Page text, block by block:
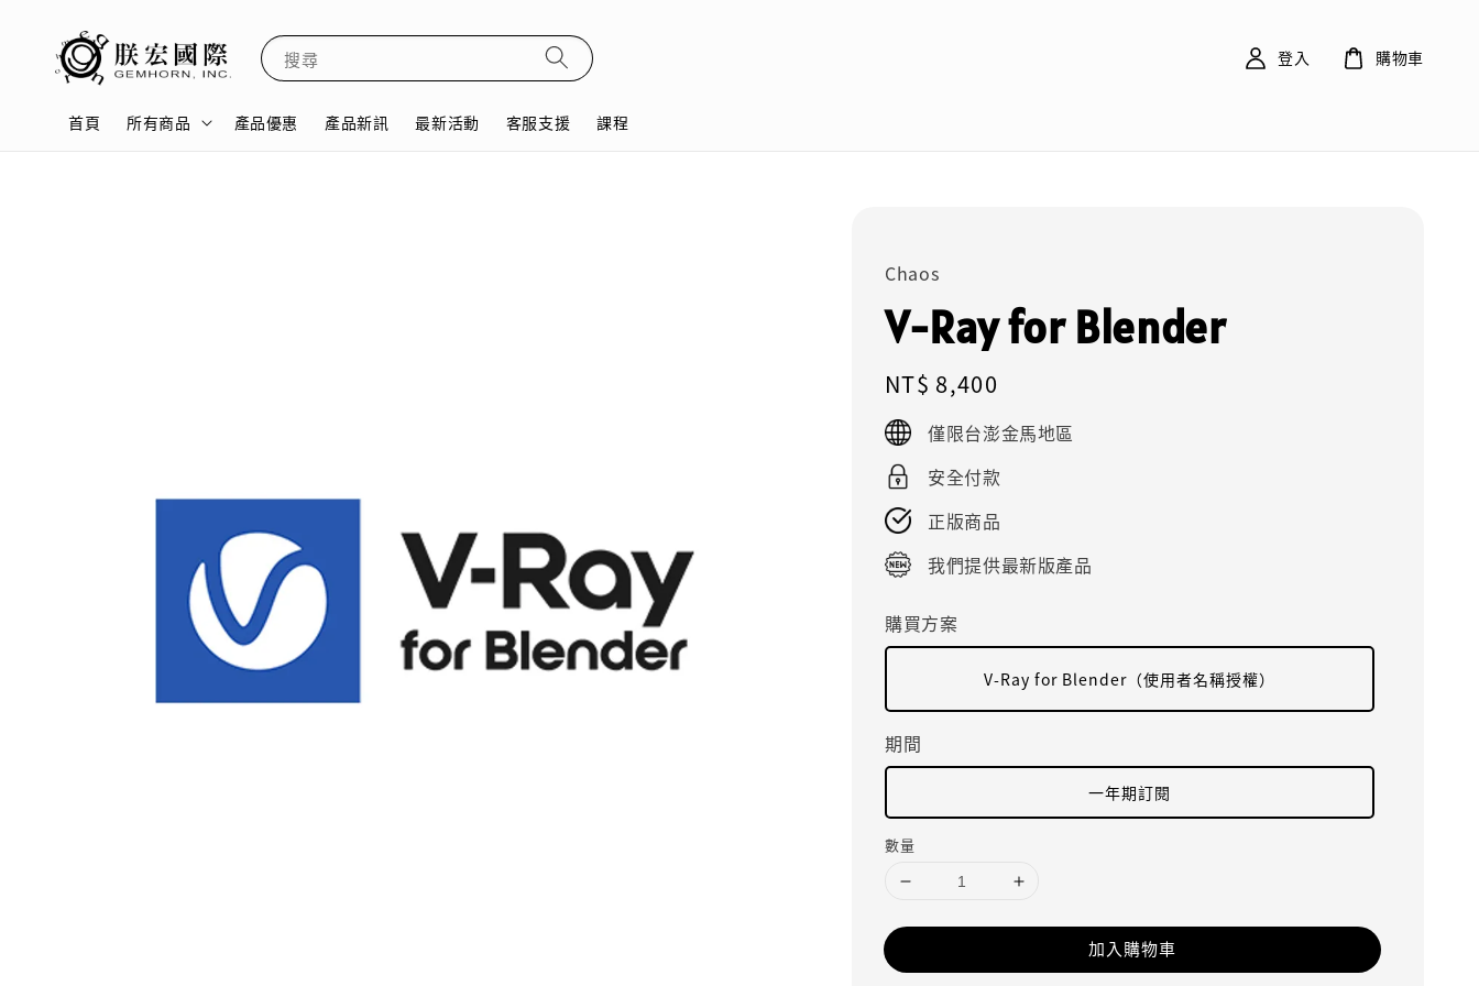
搜尋
首頁 所有商品 產品優惠 產品新訊 最新活動 客服支援 課程
登入 購物車
Chaos
V-Ray for Blender
Regular
price
NT$ 8,400
僅限台澎金馬地區
安全付款
正版商品
我們提供最新版產品
購買方案
V-Ray for Blender（使用者名稱授權）
期間
一年期訂閱
數量
加入購物車